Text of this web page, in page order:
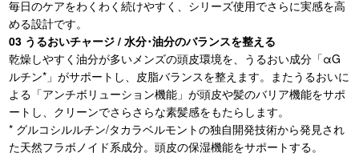
毎日のケアをわくわく続けやすく、シリーズ使用でさらに実感を高
める設計です。
03 うるおいチャージ / 水分･油分のバランスを整える
乾燥しやすく油分が多いメンズの頭皮環境を、うるおい成分「αG
ルチン*」がサポートし、皮脂バランスを整えます。またうるおいに
よる「アンチボリューション機能」が頭皮や髪のバリア機能をサポ
ートし、クリーンでさらさらな素髪感をもたらします。
* グルコシルルチン/タカラベルモントの独自開発技術から発見され
た天然フラボノイド系成分。頭皮の保湿機能をサポートする。